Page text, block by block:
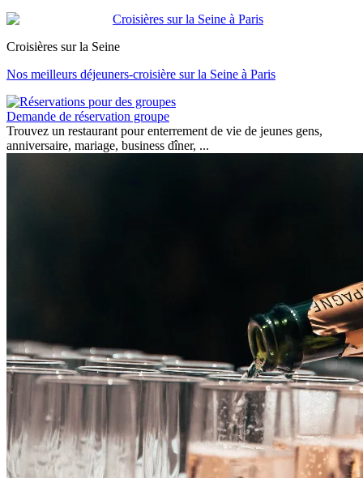
Croisières sur la Seine
Nos meilleurs déjeuners-croisière sur la Seine à Paris
Demande de réservation groupe
Trouvez un restaurant pour enterrement de vie de jeunes gens,
anniversaire, mariage, business dîner, ...